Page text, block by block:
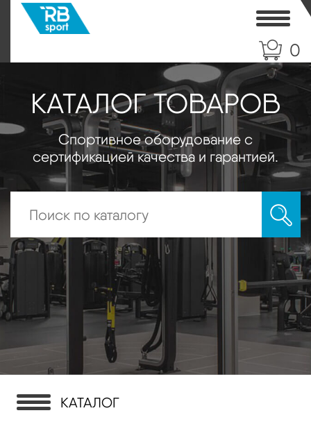
0
КАТАЛОГ ТОВАРОВ
Спортивное оборудование с
сертификацией качества и гарантией.
КАТАЛОГ